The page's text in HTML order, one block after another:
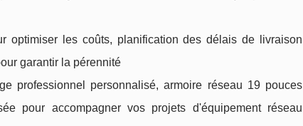
optimiser les coûts, planification des délais de livraison
garantir la pérennité
professionnel personnalisé, armoire réseau 19 pouces
pour accompagner vos projets d'équipement réseau